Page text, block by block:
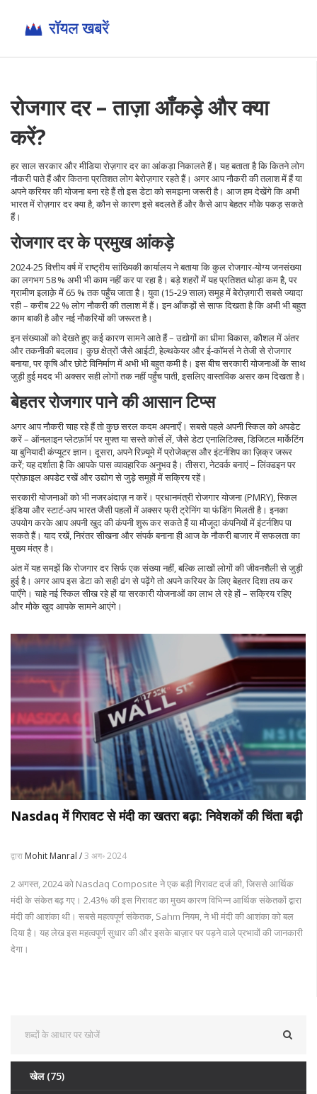
रोजगार दर – ताज़ा आँकड़े और क्या
करें?
हर साल सरकार और मीडिया रोज़गार दर का आंकड़ा निकालते हैं। यह बताता है कि कितने लोग
नौकरी पाते हैं और कितना प्रतिशत लोग बेरोज़गार रहते हैं। अगर आप नौकरी की तलाश में हैं या
अपने करियर की योजना बना रहे हैं तो इस डेटा को समझना जरूरी है। आज हम देखेंगे कि अभी
भारत में रोज़गार दर क्या है, कौन से कारण इसे बदलते हैं और कैसे आप बेहतर मौके पकड़ सकते
हैं।
रोजगार दर के प्रमुख आंकड़े
2024‑25 वित्तीय वर्ष में राष्ट्रीय सांख्यिकी कार्यालय ने बताया कि कुल रोजगार‑योग्य जनसंख्या
का लगभग 58 % अभी भी काम नहीं कर पा रहा है। बड़े शहरों में यह प्रतिशत थोड़ा कम है, पर
ग्रामीण इलाक़े में 65 % तक पहुँच जाता है। युवा (15‑29 साल) समूह में बेरोज़गारी सबसे ज्यादा
रही – करीब 22 % लोग नौकरी की तलाश में हैं। इन आँकड़ों से साफ दिखता है कि अभी भी बहुत
काम बाकी है और नई नौकरियों की जरूरत है।
इन संख्याओं को देखते हुए कई कारण सामने आते हैं – उद्योगों का धीमा विकास, कौशल में अंतर
और तकनीकी बदलाव। कुछ क्षेत्रों जैसे आईटी, हेल्थकेयर और ई‑कॉमर्स ने तेजी से रोजगार
बनाया, पर कृषि और छोटे विनिर्माण में अभी भी बहुत कमी है। इस बीच सरकारी योजनाओं के साथ
जुड़ी हुई मदद भी अक्सर सही लोगों तक नहीं पहुँच पाती, इसलिए वास्तविक असर कम दिखता है।
बेहतर रोजगार पाने की आसान टिप्स
अगर आप नौकरी चाह रहे हैं तो कुछ सरल कदम अपनाएँ। सबसे पहले अपनी स्किल को अपडेट
करें – ऑनलाइन प्लेटफ़ॉर्म पर मुफ्त या सस्ते कोर्स लें, जैसे डेटा एनालिटिक्स, डिजिटल मार्केटिंग
या बुनियादी कंप्यूटर ज्ञान। दूसरा, अपने रिज़्यूमे में प्रोजेक्ट्स और इंटर्नशिप का ज़िक्र जरूर
करें; यह दर्शाता है कि आपके पास व्यावहारिक अनुभव है। तीसरा, नेटवर्क बनाएं – लिंक्डइन पर
प्रोफ़ाइल अपडेट रखें और उद्योग से जुड़े समूहों में सक्रिय रहें।
सरकारी योजनाओं को भी नजरअंदाज़ न करें। प्रधानमंत्री रोजगार योजना (PMRY), स्किल
इंडिया और स्टार्ट‑अप भारत जैसी पहलों में अक्सर फ्री ट्रेनिंग या फंडिंग मिलती है। इनका
उपयोग करके आप अपनी खुद की कंपनी शुरू कर सकते हैं या मौजूदा कंपनियों में इंटर्नशिप पा
सकते हैं। याद रखें, निरंतर सीखना और संपर्क बनाना ही आज के नौकरी बाजार में सफलता का
मुख्य मंत्र है।
अंत में यह समझें कि रोजगार दर सिर्फ एक संख्या नहीं, बल्कि लाखों लोगों की जीवनशैली से जुड़ी
हुई है। अगर आप इस डेटा को सही ढंग से पढ़ेंगे तो अपने करियर के लिए बेहतर दिशा तय कर
पाएँगे। चाहे नई स्किल सीख रहे हों या सरकारी योजनाओं का लाभ ले रहे हों – सक्रिय रहिए
और मौके खुद आपके सामने आएंगे।
Nasdaq में गिरावट से मंदी का खतरा बढ़ा: निवेशकों की चिंता बढ़ी
द्वारा Mohit Manral /3 अग॰ 2024
2 अगस्त, 2024 को Nasdaq Composite ने एक बड़ी गिरावट दर्ज की, जिससे आर्थिक
मंदी के संकेत बढ़ गए। 2.43% की इस गिरावट का मुख्य कारण विभिन्न आर्थिक संकेतकों द्वारा
मंदी की आशंका थी। सबसे महत्वपूर्ण संकेतक, Sahm नियम, ने भी मंदी की आशंका को बल
दिया है। यह लेख इस महत्वपूर्ण सुधार की और इसके बाज़ार पर पड़ने वाले प्रभावों की जानकारी
देगा।
खेल (75)